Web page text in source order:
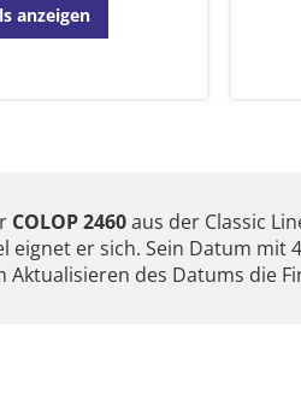
anzeigen
COLOP 2460aus der Classic
er sich. Sein Datum
des Datums die